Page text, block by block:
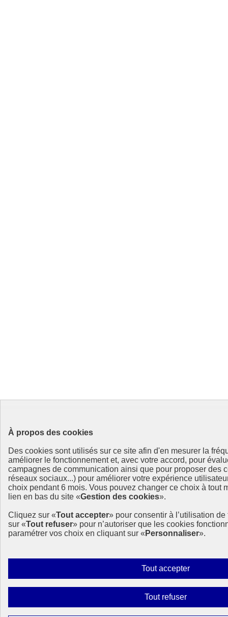
À propos des cookies
Des cookies sont utilisés sur ce site afin d'en mesurer la
améliorer le fonctionnement et, avec votre accord, pour
campagnes de communication ainsi que pour proposer des
réseaux sociaux...) pour améliorer votre expérience
choix pendant 6 mois. Vous pouvez changer ce choix à tout
lien en bas du site «Gestion des cookies».
Cliquez sur «Tout accepter» pour consentir à l’utilisation
sur «Tout refuser» pour n’autoriser que les cookies
paramétrer vos choix en cliquant sur « Personnaliser».
Tout accepterAutoriser
tous
Tout refuserInterdire
tous